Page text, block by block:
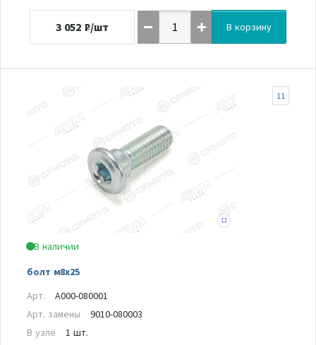
3 052 ₽/шт В корзину
В наличии
болт м8х25
11
Арт.
A000-080001
Арт. замены
9010-080003
В узле
1 шт.